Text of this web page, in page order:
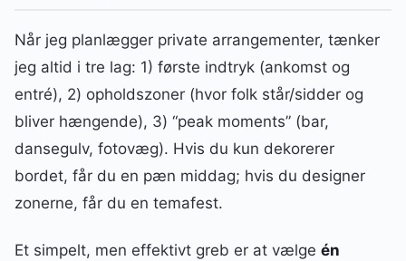
Når jeg planlægger private arrangementer, tænker
jeg altid i tre lag: 1) første indtryk (ankomst og
entré), 2) opholdszoner (hvor folk står/sidder og
bliver hængende), 3) “peak moments” (bar,
dansegulv, fotovæg). Hvis du kun dekorerer
bordet, får du en pæn middag; hvis du designer
zonerne, får du en temafest.
Et simpelt, men effektivt greb er at vælge én